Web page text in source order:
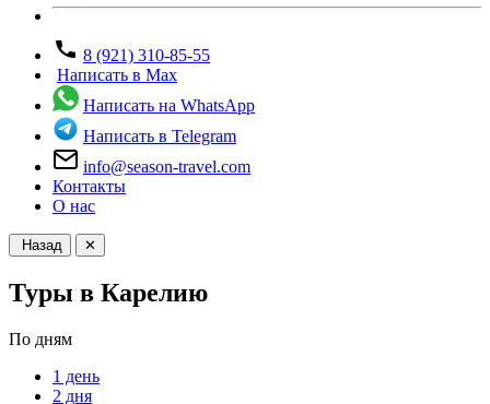
8 (921) 310-85-55
Написать в Max
Написать на WhatsApp
Написать в Telegram
info@season-travel.com
Контакты
О нас
Назад ✕
Туры в Карелию
По дням
1 день
2 дня